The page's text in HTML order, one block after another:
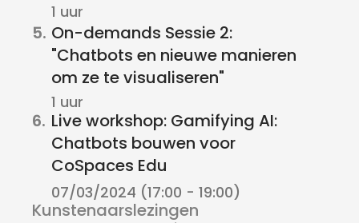
1 uur
5. On-demands Sessie 2:
"Chatbots en nieuwe manieren
om ze te visualiseren"
1 uur
6. Live workshop: Gamifying AI:
Chatbots bouwen voor
CoSpaces Edu
07/03/2024 (17:00 - 19:00)
Kunstenaarslezingen